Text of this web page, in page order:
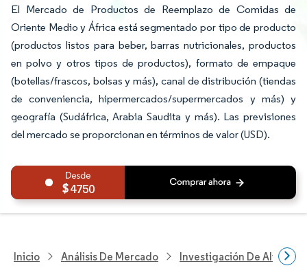
El Mercado de Productos de Reemplazo de Comidas de
Oriente Medio y África está segmentado por tipo de producto
(productos listos para beber, barras nutricionales, productos
en polvo y otros tipos de productos), formato de empaque
(botellas/frascos, bolsas y más), canal de distribución (tiendas
de conveniencia, hipermercados/supermercados y más) y
geografía (Sudáfrica, Arabia Saudita y más). Las previsiones
del mercado se proporcionan en términos de valor (USD).
4750
Inicio Análisis De Mercado Investigación De